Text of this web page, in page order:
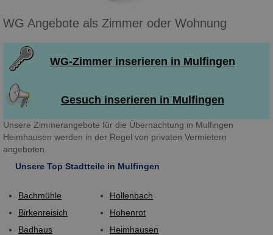
WG Angebote als Zimmer oder Wohnung
WG-Zimmer inserieren in Mulfingen
Gesuch inserieren in Mulfingen
Unsere Zimmerangebote für die Übernachtung in Mulfingen
Heimhausen werden in der Regel von privaten Vermietern
angeboten.
Unsere Top Stadtteile in Mulfingen
Bachmühle
Birkenreisich
Badhaus
Hollenbach
Hohenrot
Heimhausen